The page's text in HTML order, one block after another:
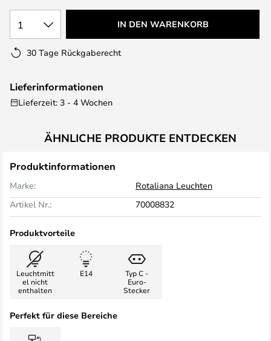
1 IN DEN WARENKORB
30 Tage Rückgaberecht
Lieferinformationen
Lieferzeit: 3 - 4 Wochen
ÄHNLICHE PRODUKTE ENTDECKEN
Produktinformationen
Marke:
Rotaliana Leuchten
Artikel Nr.:
70008832
Produktvorteile
Leuchtmitt
el nicht
enthalten
E14
Typ C -
Euro-
Stecker
Perfekt für diese Bereiche